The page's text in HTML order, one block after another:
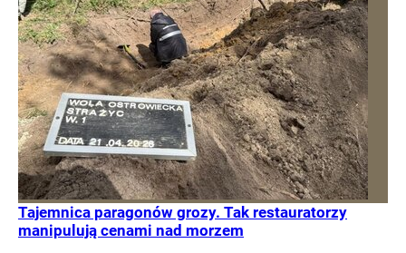
Tajemnica paragonów grozy. Tak restauratorzy
manipulują cenami nad morzem